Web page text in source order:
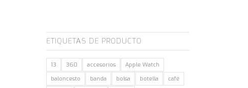
ETIQUETAS DE PRODUCTO
13 360 accesorios
Apple Watch
baloncesto
banda bolsa botella
café